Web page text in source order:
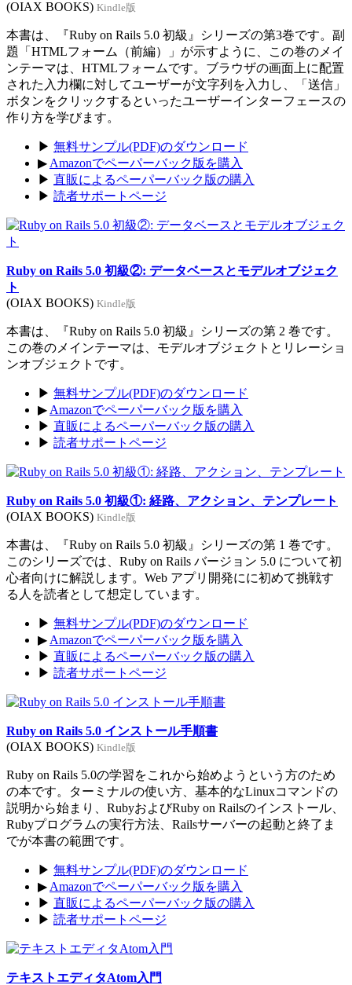
(OIAX BOOKS) Kindle版
本書は、『Ruby on Rails 5.0 初級』シリーズの第3巻です。副
題「HTMLフォーム（前編）」が示すように、この巻のメイ
ンテーマは、HTMLフォームです。ブラウザの画面上に配置
された入力欄に対してユーザーが文字列を入力し、「送信」
ボタンをクリックするといったユーザーインターフェースの
作り方を学びます。
▶ 無料サンプル(PDF)のダウンロード
▶ Amazonでペーパーバック版を購入
▶ 直販によるペーパーバック版の購入
▶ 読者サポートページ
Ruby on Rails 5.0 初級②: データベースとモデルオブジェク
ト
(OIAX BOOKS) Kindle版
本書は、『Ruby on Rails 5.0 初級』シリーズの第 2 巻です。
この巻のメインテーマは、モデルオブジェクトとリレーショ
ンオブジェクトです。
▶ 無料サンプル(PDF)のダウンロード
▶ Amazonでペーパーバック版を購入
▶ 直販によるペーパーバック版の購入
▶ 読者サポートページ
Ruby on Rails 5.0 初級①: 経路、アクション、テンプレート
(OIAX BOOKS) Kindle版
本書は、『Ruby on Rails 5.0 初級』シリーズの第 1 巻です。
このシリーズでは、Ruby on Rails バージョン 5.0 について初
心者向けに解説します。Web アプリ開発にに初めて挑戦す
る人を読者として想定しています。
▶ 無料サンプル(PDF)のダウンロード
▶ Amazonでペーパーバック版を購入
▶ 直販によるペーパーバック版の購入
▶ 読者サポートページ
Ruby on Rails 5.0 インストール手順書
(OIAX BOOKS) Kindle版
Ruby on Rails 5.0の学習をこれから始めようという方のため
の本です。ターミナルの使い方、基本的なLinuxコマンドの
説明から始まり、RubyおよびRuby on Railsのインストール、
Rubyプログラムの実行方法、Railsサーバーの起動と終了ま
でが本書の範囲です。
▶ 無料サンプル(PDF)のダウンロード
▶ Amazonでペーパーバック版を購入
▶ 直販によるペーパーバック版の購入
▶ 読者サポートページ
テキストエディタAtom入門